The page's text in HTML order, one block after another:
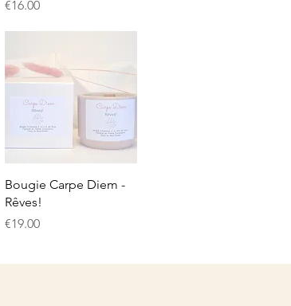
Price
€16.00
Quick View
Bougie Carpe Diem -
Rêves!
Price
€19.00